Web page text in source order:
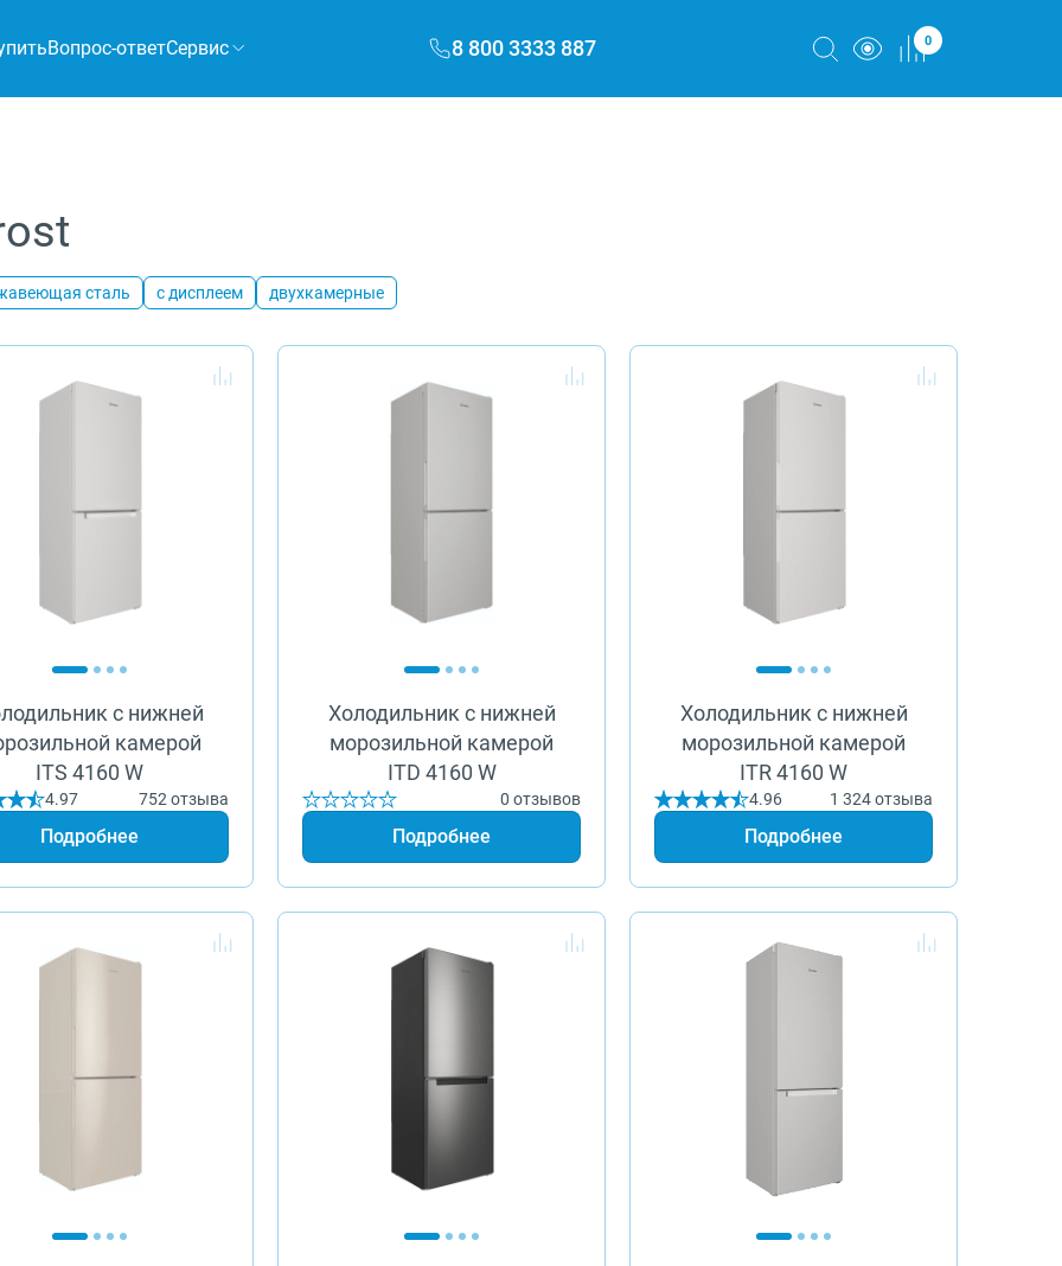
Вопрос-ответСервис 8 800 3333 887 0
сталь с дисплеем двухкамерные
с нижней
камерой
ITS 4160 W
4.97 752 отзыва
Подробнее
Холодильник с нижней
морозильной камерой
ITD 4160 W
0 отзывов
Подробнее
Холодильник с нижней
морозильной камерой
ITR 4160 W
4.96 1 324 отзыва
Подробнее